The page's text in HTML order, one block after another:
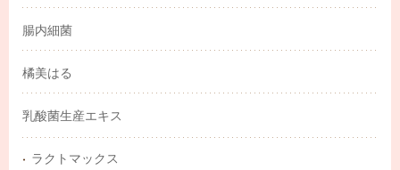
腸内細菌
橘美はる
乳酸菌生産エキス
ラクトマックス